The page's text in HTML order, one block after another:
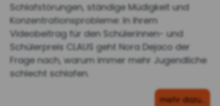
Schlafstörungen, ständige Müdigkeit und
Konzentrationsprobleme: In ihrem
Videobeitrag für den Schülerinnen- und
Schülerpreis CLAUS geht Nora Dejaco der
Frage nach, warum immer mehr Jugendliche
schlecht schlafen.
mehr dazu…